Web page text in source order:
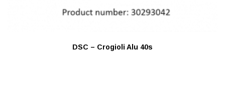
DSC – Crogioli Alu 40s